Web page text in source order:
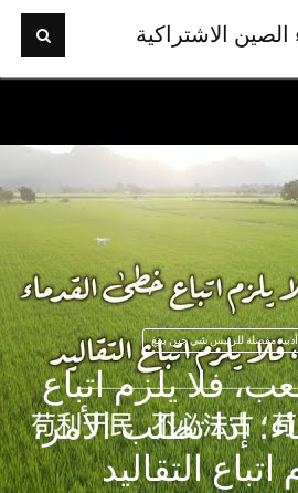
الاشتراكية
مفضلة للرئيس شي جين بينغ
فلا يلزم اتباع
إذا تطلب الأمر،
اتباع التقاليد